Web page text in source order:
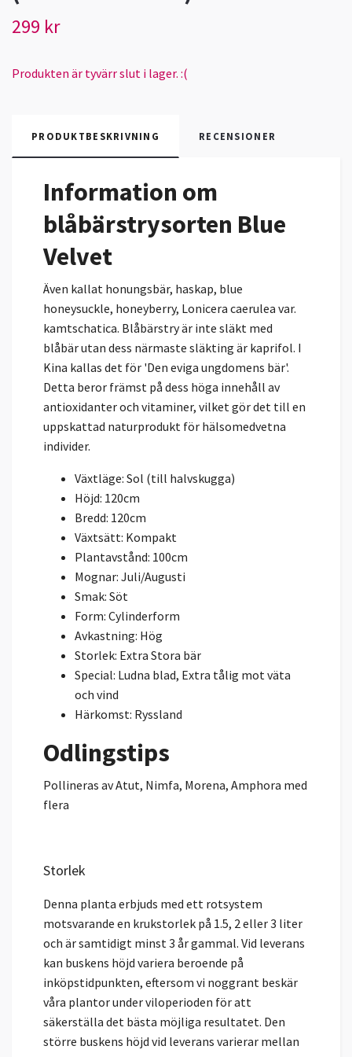
299 kr
Produkten är tyvärr slut i lager. :(
PRODUKTBESKRIVNING RECENSIONER
Information om
blåbärstrysorten Blue
Velvet
Även kallat honungsbär, haskap, blue
honeysuckle, honeyberry, Lonicera caerulea var.
kamtschatica. Blåbärstry är inte släkt med
blåbär utan dess närmaste släkting är kaprifol. I
Kina kallas det för 'Den eviga ungdomens bär'.
Detta beror främst på dess höga innehåll av
antioxidanter och vitaminer, vilket gör det till en
uppskattad naturprodukt för hälsomedvetna
individer.
Växtläge: Sol (till halvskugga)
Höjd: 120cm
Bredd: 120cm
Växtsätt: Kompakt
Plantavstånd: 100cm
Mognar: Juli/Augusti
Smak: Söt
Form: Cylinderform
Avkastning: Hög
Storlek: Extra Stora bär
Special: Ludna blad, Extra tålig mot väta
och vind
Härkomst: Ryssland
Odlingstips
Pollineras av Atut, Nimfa, Morena, Amphora med
flera
Storlek
Denna planta erbjuds med ett rotsystem
motsvarande en krukstorlek på 1.5, 2 eller 3 liter
och är samtidigt minst 3 år gammal. Vid leverans
kan buskens höjd variera beroende på
inköpstidpunkten, eftersom vi noggrant beskär
våra plantor under viloperioden för att
säkerställa det bästa möjliga resultatet. Den
större buskens höjd vid leverans varierar mellan